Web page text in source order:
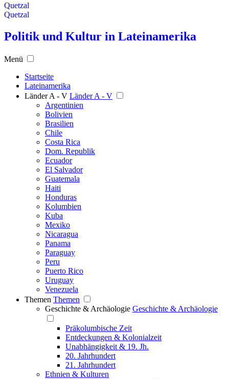
Quetzal
Quetzal
Politik und Kultur in Lateinamerika
Menü
Startseite
Lateinamerika
Länder A - V Länder A - V
Argentinien
Bolivien
Brasilien
Chile
Costa Rica
Dom. Republik
Ecuador
El Salvador
Guatemala
Haiti
Honduras
Kolumbien
Kuba
Mexiko
Nicaragua
Panama
Paraguay
Peru
Puerto Rico
Uruguay
Venezuela
Themen Themen
Geschichte & Archäologie Geschichte & Archäologie
Präkolumbische Zeit
Entdeckungen & Kolonialzeit
Unabhängigkeit & 19. Jh.
20. Jahrhundert
21. Jahrhundert
Ethnien & Kulturen